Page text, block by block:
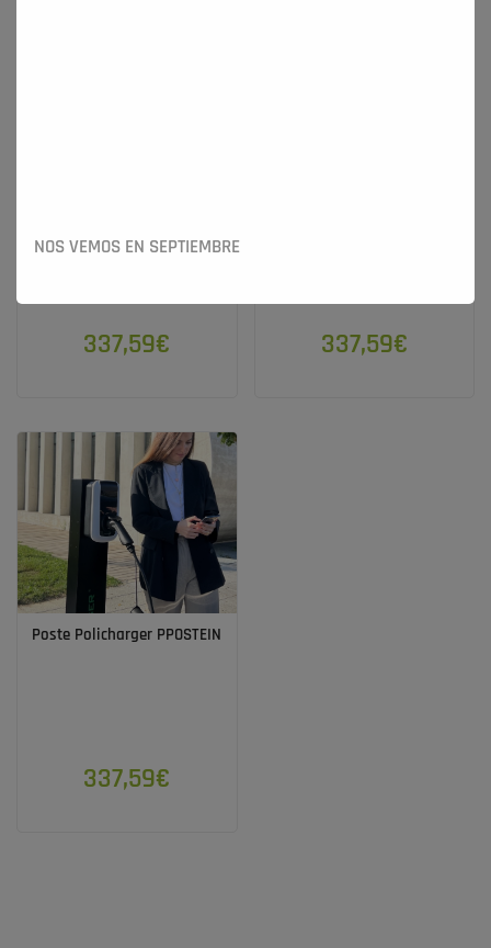
337,59€ 337,59€
Poste Policharger PPOSTEIN
337,59€
NOS VEMOS EN SEPTIEMBRE